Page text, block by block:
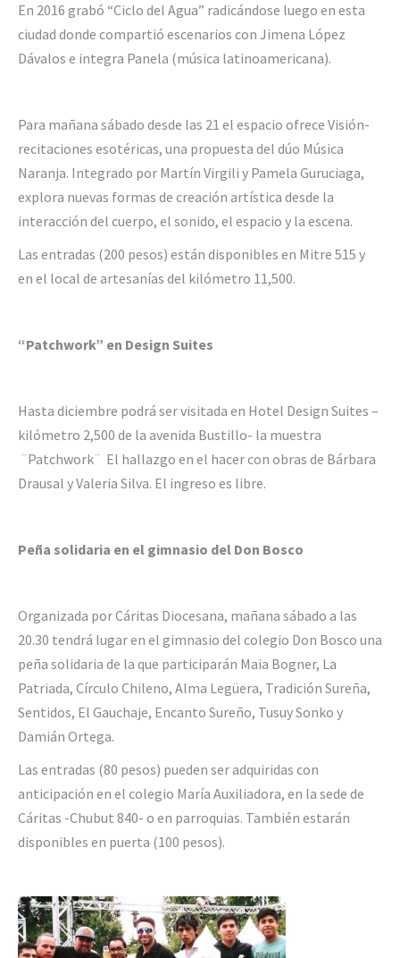
En 2016 grabó “Ciclo del Agua” radicándose luego en esta
ciudad donde compartió escenarios con Jimena López
Dávalos e integra Panela (música latinoamericana).
Para mañana sábado desde las 21 el espacio ofrece Visión-
recitaciones esotéricas, una propuesta del dúo Música
Naranja. Integrado por Martín Virgili y Pamela Guruciaga,
explora nuevas formas de creación artística desde la
interacción del cuerpo, el sonido, el espacio y la escena.
Las entradas (200 pesos) están disponibles en Mitre 515 y
en el local de artesanías del kilómetro 11,500.
“Patchwork” en Design Suites
Hasta diciembre podrá ser visitada en Hotel Design Suites –
kilómetro 2,500 de la avenida Bustillo- la muestra
¨Patchwork¨ El hallazgo en el hacer con obras de Bárbara
Drausal y Valeria Silva. El ingreso es libre.
Peña solidaria en el gimnasio del Don Bosco
Organizada por Cáritas Diocesana, mañana sábado a las
20.30 tendrá lugar en el gimnasio del colegio Don Bosco una
peña solidaria de la que participarán Maia Bogner, La
Patriada, Círculo Chileno, Alma Legüera, Tradición Sureña,
Sentidos, El Gauchaje, Encanto Sureño, Tusuy Sonko y
Damián Ortega.
Las entradas (80 pesos) pueden ser adquiridas con
anticipación en el colegio María Auxiliadora, en la sede de
Cáritas -Chubut 840- o en parroquias. También estarán
disponibles en puerta (100 pesos).